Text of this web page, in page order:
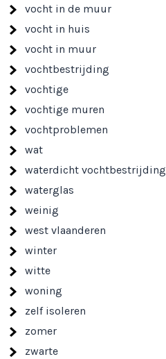
vocht in de muur
vocht in huis
vocht in muur
vochtbestrijding
vochtige
vochtige muren
vochtproblemen
wat
waterdicht vochtbestrijding
waterglas
weinig
west vlaanderen
winter
witte
woning
zelf isoleren
zomer
zwarte